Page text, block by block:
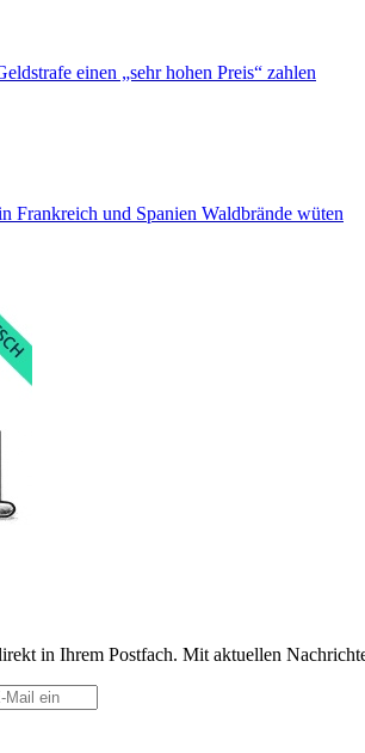
einen „sehr hohen Preis“ zahlen
Frankreich und Spanien Waldbrände wüten
in Ihrem Postfach. Mit aktuellen